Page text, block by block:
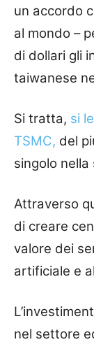
un accordo
al mondo –
di dollari gli
taiwanese
Si tratta, si
TSMC, del
singolo
Attraverso
di creare
valore dei
artificiale e
nel settore